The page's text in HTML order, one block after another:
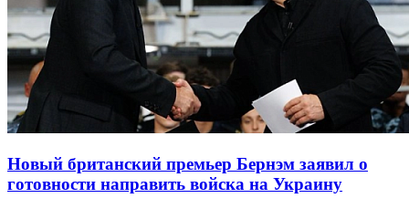
Новый британский премьер Бернэм заявил о
готовности направить войска на Украину